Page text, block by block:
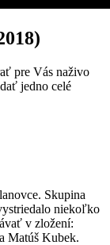
pre Vás naživo
jedno celé
Skupina
niekoľko
v zložení:
Matúš Kubek.